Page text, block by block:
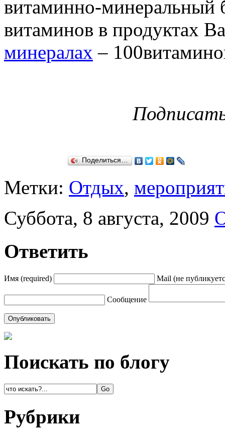
витаминно-минеральный
витаминов в продуктах
минералах –
Поделиться…
Метки: Oтдых,
Суббота, 8 августа, 2009
Ответить
Имя (required) Mail (не
Сообщение
Поискать по блогу
Рубрики